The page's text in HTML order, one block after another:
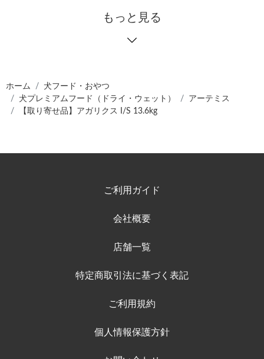
もっと見る
ホーム
犬フード・おやつ
犬プレミアムフード（ドライ・ウェット）
アーテミス
【取り寄せ品】アガリクス I/S 13.6kg
ご利用ガイド
会社概要
店舗一覧
特定商取引法に基づく表記
ご利用規約
個人情報保護方針